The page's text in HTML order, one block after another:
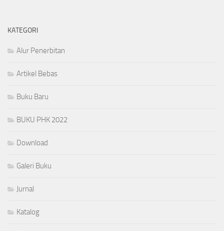
KATEGORI
Alur Penerbitan
Artikel Bebas
Buku Baru
BUKU PHK 2022
Download
Galeri Buku
Jurnal
Katalog